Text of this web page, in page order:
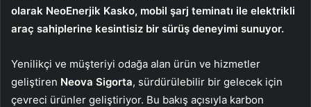
olarak NeoEnerjik Kasko, mobil şarj teminatı ile elektrikli
araç sahiplerine kesintisiz bir sürüş deneyimi sunuyor.
Yenilikçi ve müşteriyi odağa alan ürün ve hizmetler
geliştiren Neova Sigorta, sürdürülebilir bir gelecek için
çevreci ürünler geliştiriyor. Bu bakış açısıyla karbon